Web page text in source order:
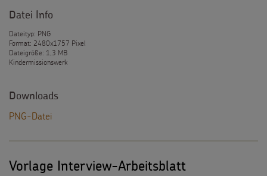
Datei Info
Dateityp: PNG
Format: 2480x1757 Pixel
Dateigröße: 1,3 MB
Kindermissionswerk
Downloads
PNG-Datei
Vorlage Interview-Arbeitsblatt